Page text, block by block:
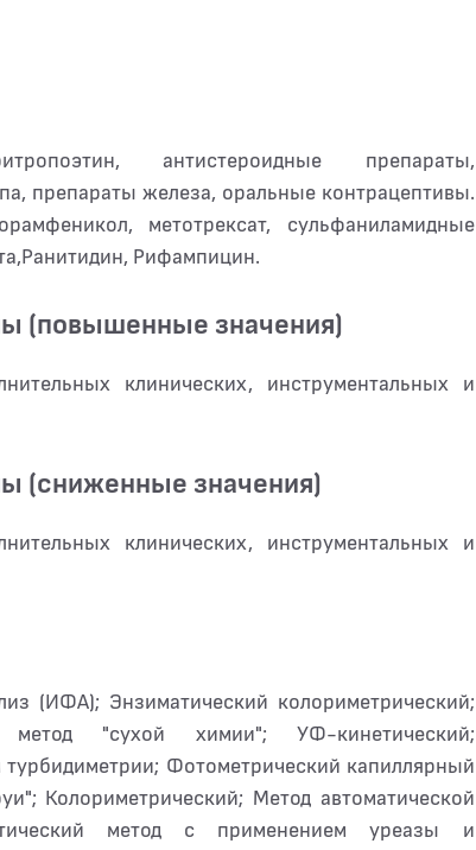
антистероидные препараты,
препараты железа, оральные контрацептивы.
метотрексат, сульфаниламидные
Рифампицин.
(повышенные значения)
клинических, инструментальных и
(сниженные значения)
клинических, инструментальных и
(ИФА); Энзиматический колориметрический;
метод "сухой химии"; УФ-кинетический;
Фотометрический капиллярный
Колориметрический; Метод автоматической
метод с применением уреазы и